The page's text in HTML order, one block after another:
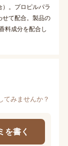
。プロピルパラ
せて配合。製品の
料成分を配合し
てみませんか？
を書く